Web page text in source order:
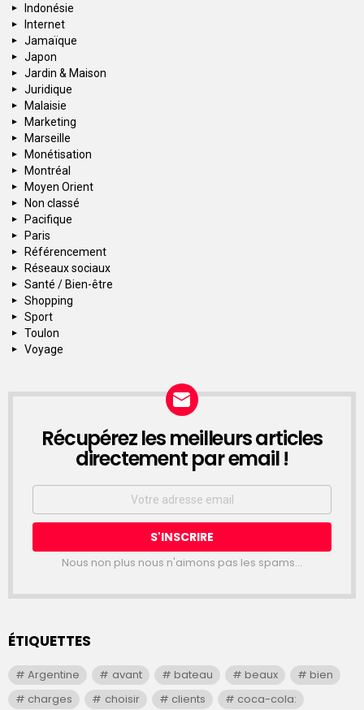
Indonésie
Internet
Jamaïque
Japon
Jardin & Maison
Juridique
Malaisie
Marketing
Marseille
Monétisation
Montréal
Moyen Orient
Non classé
Pacifique
Paris
Référencement
Réseaux sociaux
Santé / Bien-être
Shopping
Sport
Toulon
Voyage
NEWSLETTER
Récupérez les meilleurs articles
directement par email !
Email
Nous non plus nous n'aimons pas les spams...
ÉTIQUETTES
Argentine avant bateau beaux
bien
charges
choisir clients coca-cola: